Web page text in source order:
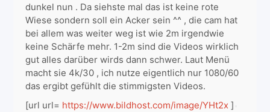
dunkel nun . Da siehste mal das ist keine rote
Wiese sondern soll ein Acker sein ^^ , die cam hat
bei allem was weiter weg ist wie 2m irgendwie
keine Schärfe mehr. 1-2m sind die Videos wirklich
gut alles darüber wirds dann schwer. Laut Menü
macht sie 4k/30 , ich nutze eigentlich nur 1080/60
das ergibt gefühlt die stimmigsten Videos.
[url url= https://www.bildhost.com/image/YHt2x ]